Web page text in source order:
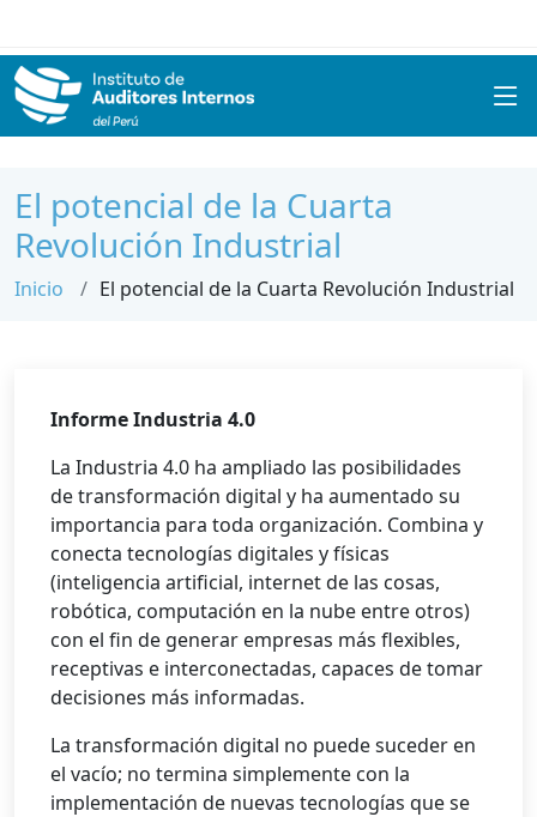
El potencial de la Cuarta
Revolución Industrial
Inicio El potencial de la Cuarta Revolución Industrial
Informe Industria 4.0
La Industria 4.0 ha ampliado las posibilidades
de transformación digital y ha aumentado su
importancia para toda organización. Combina y
conecta tecnologías digitales y físicas
(inteligencia artificial, internet de las cosas,
robótica, computación en la nube entre otros)
con el fin de generar empresas más flexibles,
receptivas e interconectadas, capaces de tomar
decisiones más informadas.
La transformación digital no puede suceder en
el vacío; no termina simplemente con la
implementación de nuevas tecnologías que se